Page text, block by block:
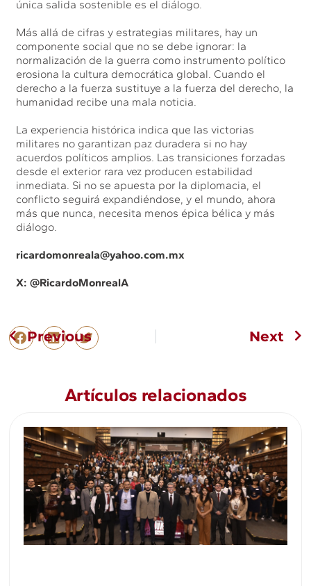
única salida sostenible es el diálogo.
Más allá de cifras y estrategias militares, hay un
componente social que no se debe ignorar: la
normalización de la guerra como instrumento político
erosiona la cultura democrática global. Cuando el
derecho a la fuerza sustituye a la fuerza del derecho, la
humanidad recibe una mala noticia.
La experiencia histórica indica que las victorias
militares no garantizan paz duradera si no hay
acuerdos políticos amplios. Las transiciones forzadas
desde el exterior rara vez producen estabilidad
inmediata. Si no se apuesta por la diplomacia, el
conflicto seguirá expandiéndose, y el mundo, ahora
más que nunca, necesita menos épica bélica y más
diálogo.
ricardomonreala@yahoo.com.mx
X: @RicardoMonrealA
Previous Next
Artículos relacionados